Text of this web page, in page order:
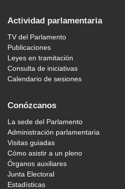
Actividad parlamentaria
TV del Parlamento
Publicaciones
Leyes en tramitación
Consulta de iniciativas
Calendario de sesiones
Conózcanos
La sede del Parlamento
Administración parlamentaria
Visitas guiadas
Cómo asistir a un pleno
Órganos auxiliares
Junta Electoral
Estadísticas